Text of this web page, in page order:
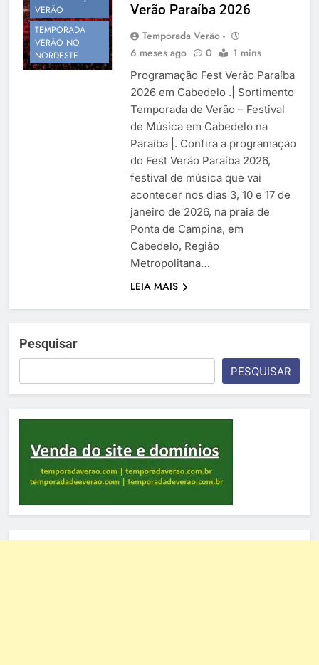
Temporada Verão 2027
VERÃO
TEMPORADA
VERÃO NO
NORDESTE
Verão Paraíba 2026
Temporada Verão -
6 meses ago
0 1 mins
Programação Fest Verão Paraíba
2026 em Cabedelo .| Sortimento
Temporada de Verão – Festival
de Música em Cabedelo na
Paraíba |. Confira a programação
do Fest Verão Paraíba 2026,
festival de música que vai
acontecer nos dias 3, 10 e 17 de
janeiro de 2026, na praia de
Ponta de Campina, em
Cabedelo, Região
Metropolitana…
LEIA MAIS
Pesquisar
PESQUISAR